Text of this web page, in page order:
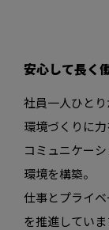
安心して長く
社員一人ひと
環境づくりに力
コミュニケー
環境を構築。
仕事とプライ
を推進していま